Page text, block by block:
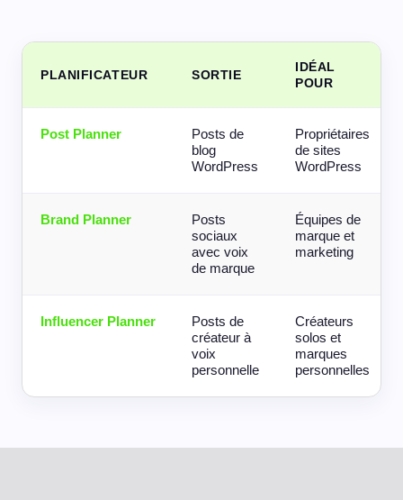
PLANIFICATEUR SORTIE
IDÉAL
POUR
Post Planner
Posts de
blog
WordPress
Propriétaires
de sites
WordPress
Brand Planner
Posts
sociaux
avec voix
de marque
Équipes de
marque et
marketing
Influencer Planner
Posts de
créateur à
voix
personnelle
Créateurs
solos et
marques
personnelles